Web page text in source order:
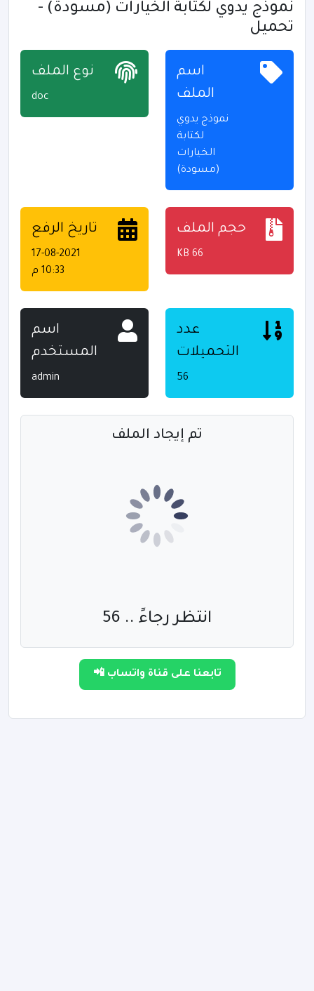
نموذج يدوي لكتابة الخيارات (مسودة) -
تحميل
اسم
الملف
نموذج يدوي
لكتابة
الخيارات
(مسودة)
نوع الملف
doc
حجم الملف
66 KB
تاريخ الرفع
17-08-2021
10:33 م
عدد
التحميلات
56
اسم
المستخدم
admin
تم إيجاد الملف
انتظر رجاءً .. 55
تابعنا على قناة واتساب 📲